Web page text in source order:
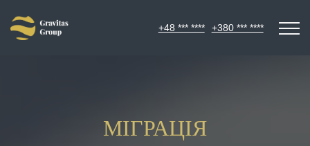
+48 *** **** +380 *** ****
МІГРАЦІЯ